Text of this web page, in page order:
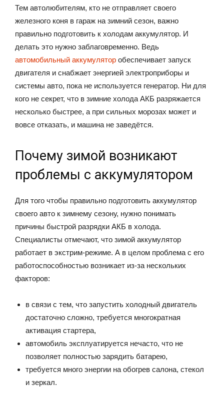
Тем автолюбителям, кто не отправляет своего
железного коня в гараж на зимний сезон, важно
правильно подготовить к холодам аккумулятор. И
делать это нужно заблаговременно. Ведь
автомобильный аккумулятор обеспечивает запуск
двигателя и снабжает энергией электроприборы и
системы авто, пока не используется генератор. Ни для
кого не секрет, что в зимние холода АКБ разряжается
несколько быстрее, а при сильных морозах может и
вовсе отказать, и машина не заведётся.
Почему зимой возникают
проблемы с аккумулятором
Для того чтобы правильно подготовить аккумулятор
своего авто к зимнему сезону, нужно понимать
причины быстрой разрядки АКБ в холода.
Специалисты отмечают, что зимой аккумулятор
работает в экстрим-режиме. А в целом проблема с его
работоспособностью возникает из-за нескольких
факторов:
в связи с тем, что запустить холодный двигатель
достаточно сложно, требуется многократная
активация стартера,
автомобиль эксплуатируется нечасто, что не
позволяет полностью зарядить батарею,
требуется много энергии на обогрев салона, стекол
и зеркал.